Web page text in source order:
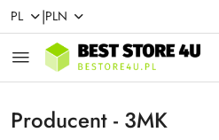
Przejdź do treści głównej
Przejdź do wyszukiwarki
Przejdź do moje konto
Przejdź do menu głównego
Przejdź do stopki
PL |PLN
Producent - 3MK